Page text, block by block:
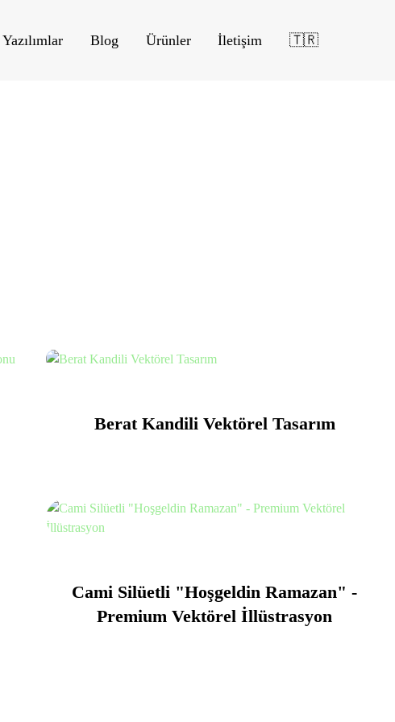
Yazılımlar Blog Ürünler İletişim 🇹🇷
Berat Kandili Vektörel Tasarım
Cami Silüetli "Hoşgeldin Ramazan" -
Premium Vektörel İllüstrasyon